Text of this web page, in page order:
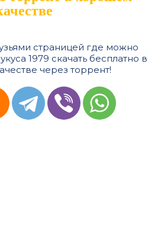
страницей где можно
1979 скачать бесплатно в
через торрент!